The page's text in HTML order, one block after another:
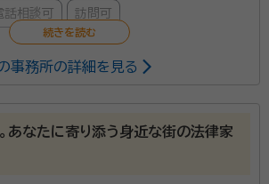
話相談可 訪問可
現在の事務所の所在地に家を新築 平成30
宅一部を事務所として開業 平成31年 福岡県行
事(農林開発担当)に就任 令和３年 福岡県行政
事務所の詳細を見る
あなたに寄り添う身近な街の法律家